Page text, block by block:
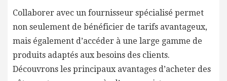
Collaborer avec un fournisseur spécialisé permet
non seulement de bénéficier de tarifs avantageux,
mais également d’accéder à une large gamme de
produits adaptés aux besoins des clients.
Découvrons les principaux avantages d’acheter des